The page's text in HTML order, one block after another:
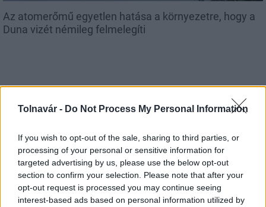
Tolnavár - Do Not Process My Personal Information
If you wish to opt-out of the sale, sharing to third parties, or
processing of your personal or sensitive information for
targeted advertising by us, please use the below opt-out
section to confirm your selection. Please note that after your
opt-out request is processed you may continue seeing
interest-based ads based on personal information utilized by
Az atomerőmű egyetlen hatása a környezetre, hogy a
Duna vizét némileg felmelegíti
Aktuális